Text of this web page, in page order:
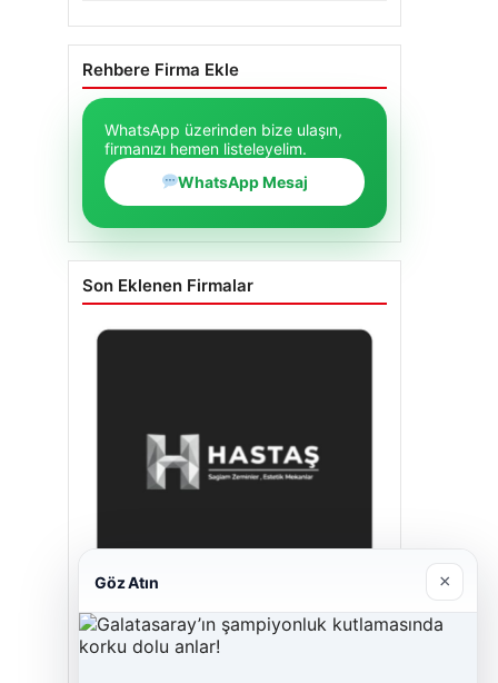
Rehbere Firma Ekle
WhatsApp üzerinden bize ulaşın,
firmanızı hemen listeleyelim.
WhatsApp Mesaj
Son Eklenen Firmalar
Enes Kaplan Avukatlık Bürosu
Göz Atın ×